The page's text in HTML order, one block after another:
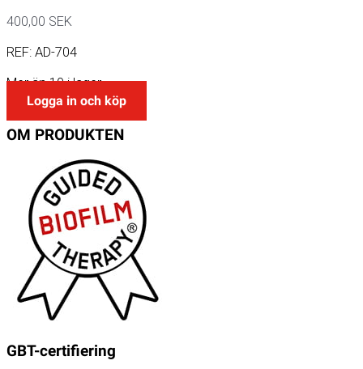
400,00 SEK
REF: AD-704
Mer än 10 i lager
Logga in och köp
OM PRODUKTEN
GBT-certifiering